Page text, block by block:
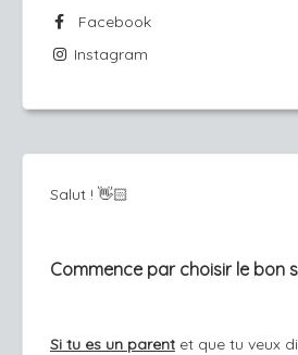
Facebook
Instagram
Salut ! 👋🏻
Commence par choisir le bon
Si tu es un parent et que tu veux